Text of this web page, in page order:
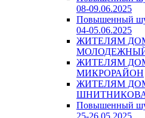
08-09.06.2025
Повышенный
04-05.06.2025
ЖИТЕЛЯМ
ЖИТЕЛЯМ
МИКРОРАЙОН
ЖИТЕЛЯМ
Повышенный